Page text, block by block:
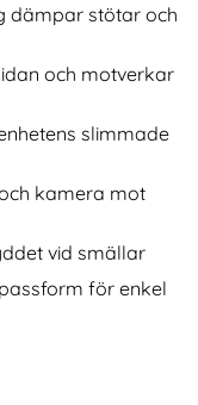
dämpar stötar och
och motverkar
slimmade
kamera mot
vid smällar
för enkel